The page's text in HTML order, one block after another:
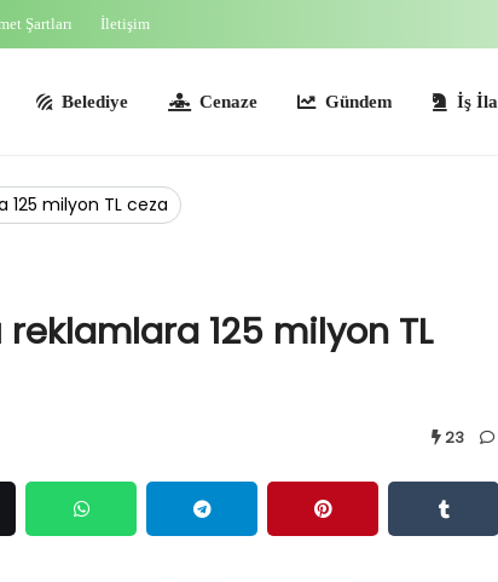
Şartları İletişim
Belediye Cenaze Gündem İş İlanları
125 milyon TL ceza
reklamlara 125 milyon TL
23